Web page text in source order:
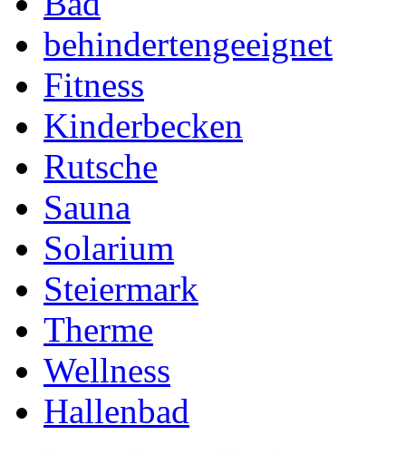
behindertengeeignet
Fitness
Kinderbecken
Rutsche
Sauna
Solarium
Steiermark
Therme
Wellness
Hallenbad